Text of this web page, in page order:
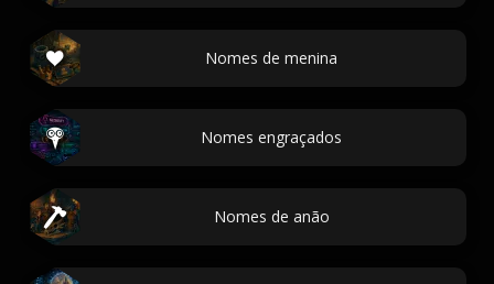
Nomes de menina
Nomes engraçados
Nomes de anão